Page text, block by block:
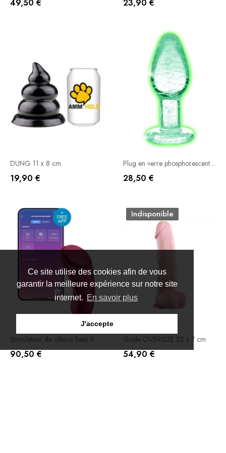
Ce site utilise des cookies afin de vous
garantir la meilleure expérience sur notre site
internet. En savoir plus
J'accepte
49,50 €
Ajouter Au Panier
23,90 €
Ajouter Au Panier
DUNG 11 x 8 cm
19,90 €
Ajouter Au Panier
Plug en verre phosphorescent Glow S 7 x 2.8cm
28,50 €
Ajouter Au Panier
Stimulateur de clitoris Sexy Secret - Panty Vibrator Satisfyer
90,50 €
Ajouter Au Panier
Indisponible
Gode OVERSIZE 25 x 7 cm
54,90 €
Rupture De Stock